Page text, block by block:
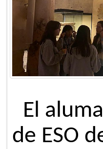
El
de ESO